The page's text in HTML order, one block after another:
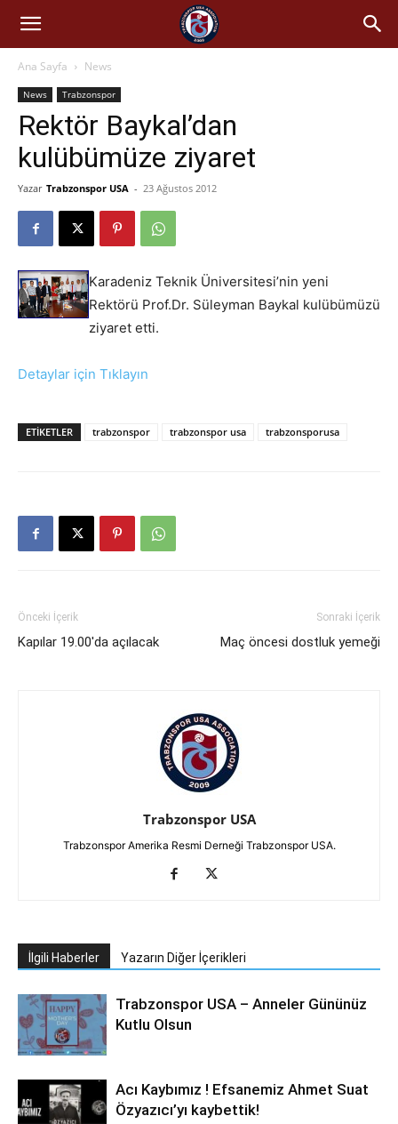
Ana Sayfa News
News Trabzonspor
Rektör Baykal’dan
kulübümüze ziyaret
Yazar Trabzonspor USA - 23 Ağustos 2012
Karadeniz Teknik Üniversitesi’nin yeni
Rektörü Prof.Dr. Süleyman Baykal kulübümüzü
ziyaret etti.
Detaylar için Tıklayın
ETIKETLER trabzonspor trabzonspor usa trabzonsporusa
Önceki İçerik
Kapılar 19.00'da açılacak
Sonraki İçerik
Maç öncesi dostluk yemeği
Trabzonspor USA
Trabzonspor Amerika Resmi Derneği Trabzonspor USA.
İlgili Haberler Yazarın Diğer İçerikleri
Trabzonspor USA – Anneler Gününüz
Kutlu Olsun
Acı Kaybımız ! Efsanemiz Ahmet Suat
Özyazıcı’yı kaybettik!